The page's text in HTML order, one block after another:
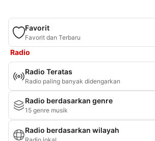
Favorit
Favorit dan Terbaru
Radio
Radio Teratas
Radio paling banyak didengarkan
Radio berdasarkan genre
15 genre musik
Radio berdasarkan wilayah